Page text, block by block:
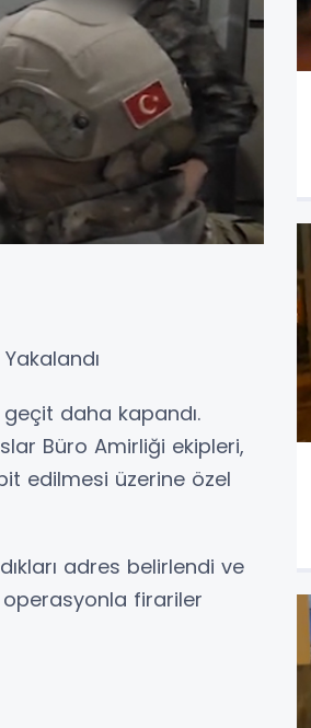
daha kapandı.
Büro Amirliği ekipleri,
edilmesi üzerine özel
adres belirlendi ve
operasyonla firariler